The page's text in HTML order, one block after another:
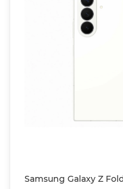
Samsung Galaxy Z